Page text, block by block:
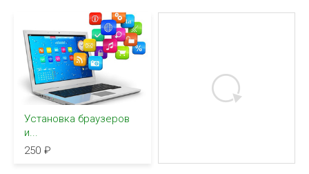
Установка браузеров
и...
250